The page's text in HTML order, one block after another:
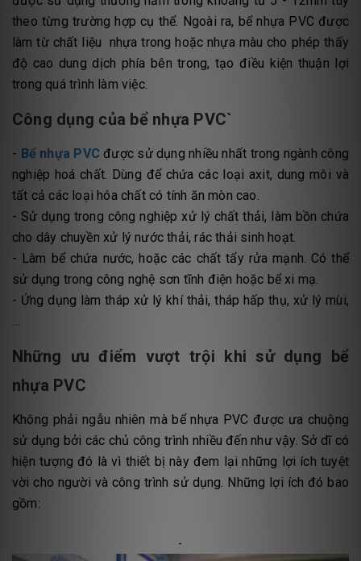
theo từng trường hợp cụ thể. Ngoài ra, bể nhựa PVC được
làm từ chất liệu nhựa trong hoặc nhựa màu cho phép thấy
độ cao dung dịch phía bên trong, tạo điều kiện thuận lợi
trong quá trình làm việc.
Công dụng của bể nhựa PVC`
- Bể nhựa PVC được sử dụng nhiều nhất trong ngành công
nghiệp hoá chất. Dùng để chứa các loại axit, dung môi và
tất cả các loại hóa chất có tính ăn mòn cao.
- Sử dụng trong công nghiệp xử lý chất thải, làm bồn chứa
cho dây chuyền xử lý nước thải, rác thải sinh hoạt.
- Làm bể chứa nước, hoặc các chất tẩy rửa mạnh. Có thể
sử dụng trong công nghệ sơn tĩnh điện hoặc bể xi mạ.
- Ứng dụng làm tháp xử lý khí thải, tháp hấp thụ, xử lý mùi,
…
Những ưu điểm vượt trội khi sử dụng bể
nhựa PVC
Không phải ngẫu nhiên mà bể nhựa PVC được ưa chuộng
sử dụng bởi các chủ công trình nhiều đến như vậy. Sở dĩ có
hiện tượng đó là vì thiết bị này đem lại những lợi ích tuyệt
vời cho người và công trình sử dụng. Những lợi ích đó bao
gồm:
-